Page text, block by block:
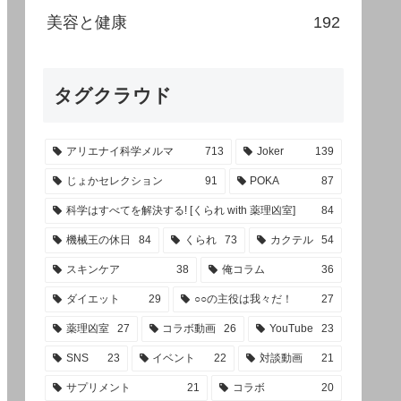
美容と健康 192
タグクラウド
アリエナイ科学メルマ 713 Joker 139
じょかセレクション 91 POKA 87
科学はすべてを解決する! [くられ with 薬理凶室] 84
機械王の休日 84 くられ 73 カクテル 54
スキンケア 38 俺コラム 36
ダイエット 29 ○○の主役は我々だ！ 27
薬理凶室 27 コラボ動画 26 YouTube 23
SNS 23 イベント 22 対談動画 21
サプリメント 21 コラボ 20